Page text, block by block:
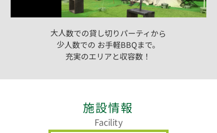
大人数での貸し切りパーティから
少人数での お手軽BBQまで。
充実のエリアと収容数！
施設情報
Facility